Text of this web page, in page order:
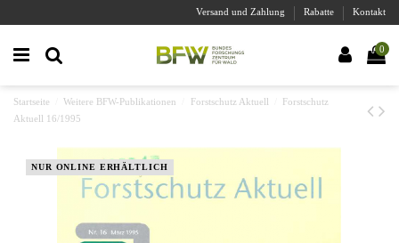
Versand und Zahlung Rabatte Kontakt
0
Startseite Weitere BFW-Publikationen Forstschutz Aktuell
Forstschutz
Aktuell 16/1995
NUR ONLINE ERHÄLTLICH